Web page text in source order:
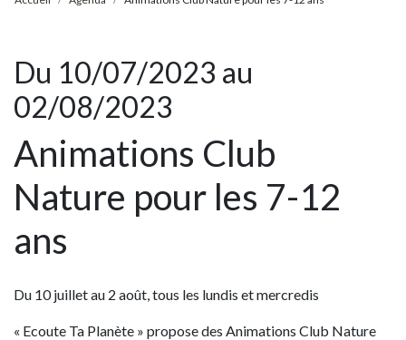
Du 10/07/2023 au
02/08/2023
Animations Club
Nature pour les 7-12
ans
Du 10 juillet au 2 août, tous les lundis et mercredis
« Ecoute Ta Planète » propose des Animations Club Nature